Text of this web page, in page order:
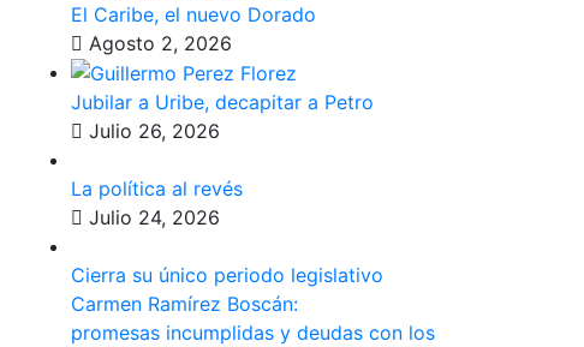
El Caribe, el nuevo Dorado
Agosto 2, 2026
Jubilar a Uribe, decapitar a Petro
Julio 26, 2026
La política al revés
Julio 24, 2026
Cierra su único periodo legislativo
Carmen Ramírez Boscán:
promesas incumplidas y deudas con los